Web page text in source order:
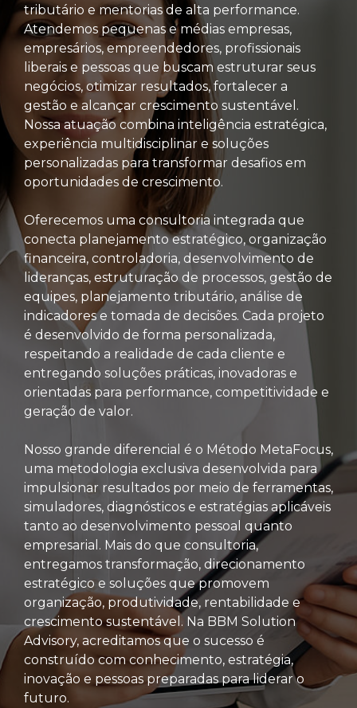
tributário e mentorias de alta performance.
Atendemos pequenas e médias empresas,
empresários, empreendedores, profissionais
liberais e pessoas que buscam estruturar seus
negócios, otimizar resultados, fortalecer a
gestão e alcançar crescimento sustentável.
Nossa atuação combina inteligência estratégica,
experiência multidisciplinar e soluções
personalizadas para transformar desafios em
oportunidades de crescimento.
Oferecemos uma consultoria integrada que
conecta planejamento estratégico, organização
financeira, controladoria, desenvolvimento de
lideranças, estruturação de processos, gestão de
equipes, planejamento tributário, análise de
indicadores e tomada de decisões. Cada projeto
é desenvolvido de forma personalizada,
respeitando a realidade de cada cliente e
entregando soluções práticas, inovadoras e
orientadas para performance, competitividade e
geração de valor.
Nosso grande diferencial é o Método MetaFocus,
uma metodologia exclusiva desenvolvida para
impulsionar resultados por meio de ferramentas,
simuladores, diagnósticos e estratégias aplicáveis
tanto ao desenvolvimento pessoal quanto
empresarial. Mais do que consultoria,
entregamos transformação, direcionamento
estratégico e soluções que promovem
organização, produtividade, rentabilidade e
crescimento sustentável. Na BBM Solution
Advisory, acreditamos que o sucesso é
construído com conhecimento, estratégia,
inovação e pessoas preparadas para liderar o
futuro.